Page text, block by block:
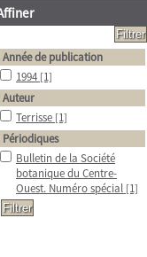
Année de publication
1994 [1]
Auteur
Terrisse [1]
Périodiques
Bulletin de la Société
botanique du Centre-
Ouest. Numéro spécial [1]